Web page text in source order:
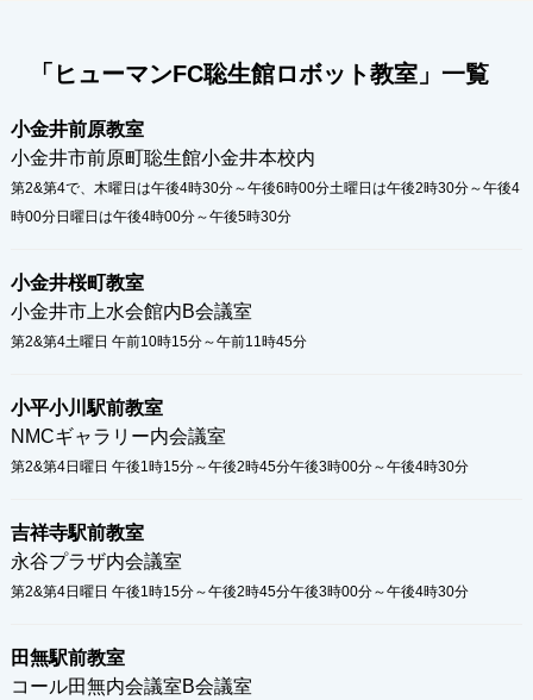
「ヒューマンFC聡生館ロボット教室」一覧
小金井前原教室
小金井市前原町聡生館小金井本校内
第2&第4で、木曜日は午後4時30分～午後6時00分土曜日は午後2時30分～午後4
時00分日曜日は午後4時00分～午後5時30分
小金井桜町教室
小金井市上水会館内B会議室
第2&第4土曜日 午前10時15分～午前11時45分
小平小川駅前教室
NMCギャラリー内会議室
第2&第4日曜日 午後1時15分～午後2時45分午後3時00分～午後4時30分
吉祥寺駅前教室
永谷プラザ内会議室
第2&第4日曜日 午後1時15分～午後2時45分午後3時00分～午後4時30分
田無駅前教室
コール田無内会議室B会議室